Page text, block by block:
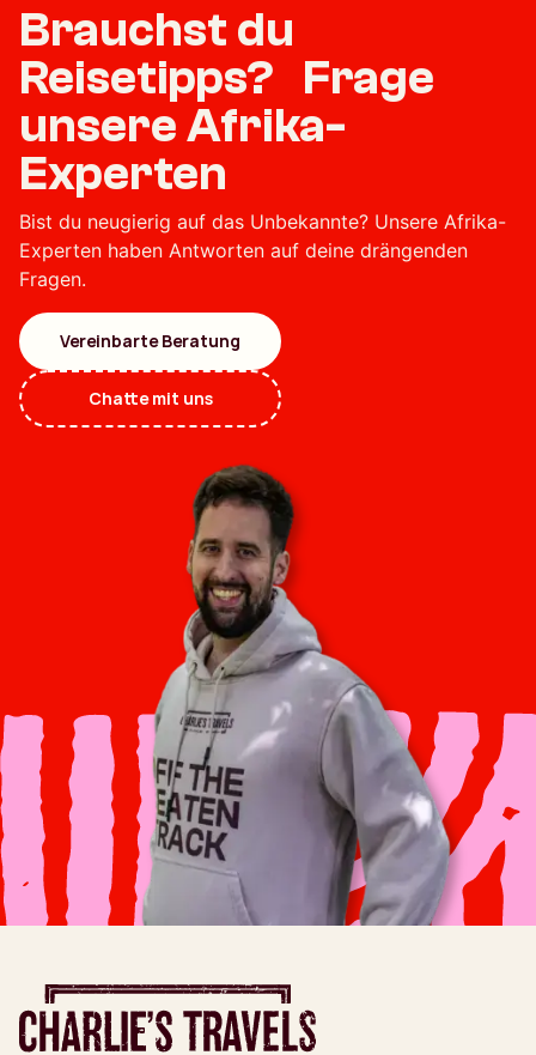
Brauchst du
Reisetipps? Frage
unsere Afrika-
Experten
Bist du neugierig auf das Unbekannte? Unsere Afrika-
Experten haben Antworten auf deine drängenden
Fragen.
Vereinbarte Beratung
Chatte mit uns